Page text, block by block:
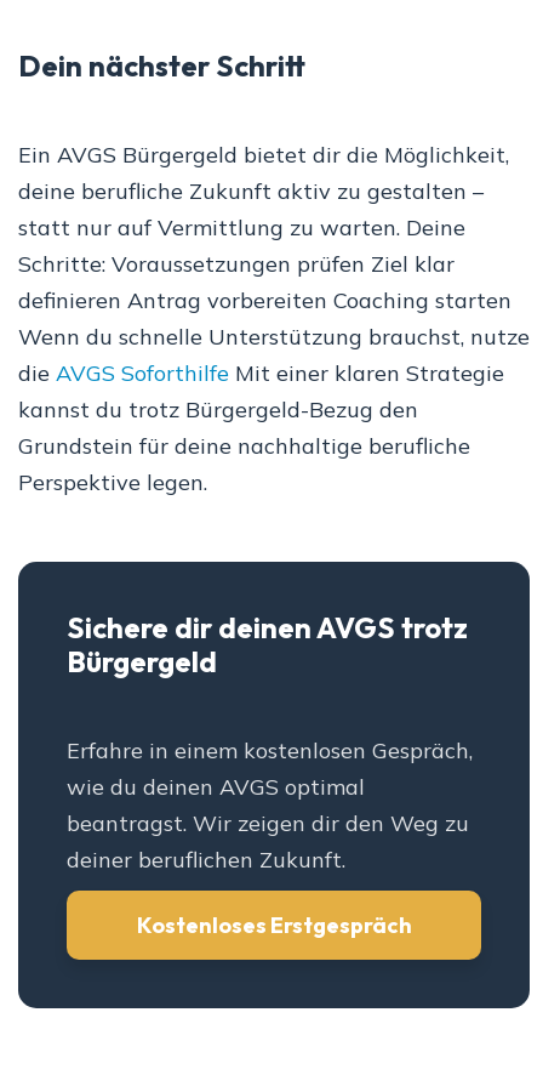
Dein nächster Schritt
Ein AVGS Bürgergeld bietet dir die Möglichkeit,
deine berufliche Zukunft aktiv zu gestalten –
statt nur auf Vermittlung zu warten. Deine
Schritte: Voraussetzungen prüfen Ziel klar
definieren Antrag vorbereiten Coaching starten
Wenn du schnelle Unterstützung brauchst, nutze
die AVGS Soforthilfe Mit einer klaren Strategie
kannst du trotz Bürgergeld-Bezug den
Grundstein für deine nachhaltige berufliche
Perspektive legen.
Sichere dir deinen AVGS trotz
Bürgergeld
Erfahre in einem kostenlosen Gespräch,
wie du deinen AVGS optimal
beantragst. Wir zeigen dir den Weg zu
deiner beruflichen Zukunft.
Kostenloses Erstgespräch